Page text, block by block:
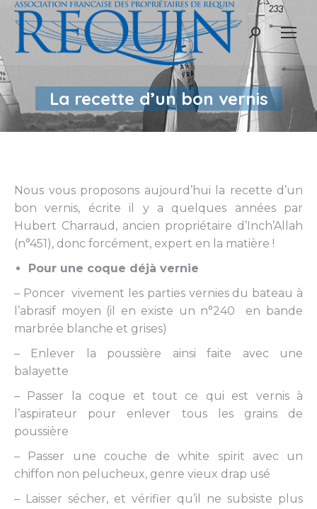
Recherche
La recette d’un bon vernis
Nous vous proposons aujourd’hui la recette d’un
bon vernis, écrite il y a quelques années par
Hubert Charraud, ancien propriétaire d’Inch’Allah
(n°451), donc forcément, expert en la matière !
Pour une coque déjà vernie
– Poncer vivement les parties vernies du bateau à
l’abrasif moyen (il en existe un n°240 en bande
marbrée blanche et grises)
– Enlever la poussière ainsi faite avec une
balayette
– Passer la coque et tout ce qui est vernis à
l’aspirateur pour enlever tous les grains de
poussière
– Passer une couche de white spirit avec un
chiffon non pelucheux, genre vieux drap usé
– Laisser sécher, et vérifier qu’il ne subsiste plus